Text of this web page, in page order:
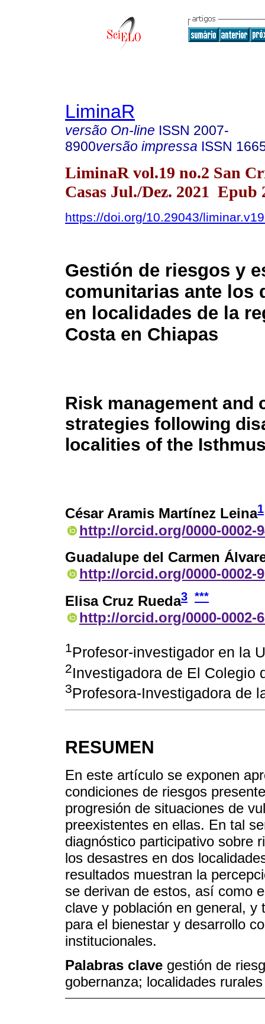
LiminaR
versão On-line ISSN 2007-
8900versão impressa ISSN
LiminaR vol.19 no.2 San
Casas Jul./Dez. 2021 Epub
https://doi.org/10.29043/
Gestión de riesgos y
comunitarias ante los
en localidades de la
Costa en Chiapas
Risk management and
strategies following
localities of the
César Aramis Martínez Leina1
http://orcid.org/0000-0002-
Guadalupe del Carmen
http://orcid.org/0000-0002-
Elisa Cruz Rueda3 ***
http://orcid.org/0000-0002-
1Profesor-investigador en la
2Investigadora de El Colegio
3Profesora-Investigadora de
RESUMEN
En este artículo se exponen
condiciones de riesgos
progresión de situaciones de
preexistentes en ellas. En tal
diagnóstico participativo sobre
los desastres en dos
resultados muestran la
se derivan de estos, así como
clave y población en general, y
para el bienestar y desarrollo
institucionales.
Palabras clave gestión de
gobernanza; localidades rurales